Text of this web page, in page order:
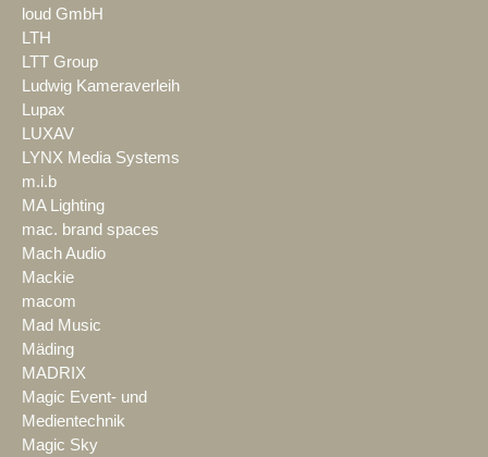
loud GmbH
LTH
LTT Group
Ludwig Kameraverleih
Lupax
LUXAV
LYNX Media Systems
m.i.b
MA Lighting
mac. brand spaces
Mach Audio
Mackie
macom
Mad Music
Mäding
MADRIX
Magic Event- und
Medientechnik
Magic Sky